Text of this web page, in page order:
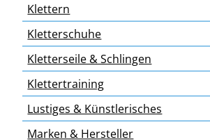
Klettern
Kletterschuhe
Kletterseile & Schlingen
Klettertraining
Lustiges & Künstlerisches
Marken & Hersteller